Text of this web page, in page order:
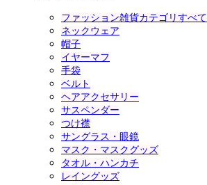
ファッション雑貨カテゴリすべて
ネックウェア
帽子
イヤーマフ
手袋
ベルト
ヘアアクセサリー
サスペンダー
つけ襟
サングラス・眼鏡
マスク・マスクグッズ
タオル・ハンカチ
レイングッズ